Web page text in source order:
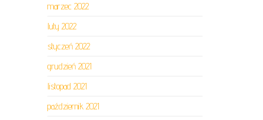
marzec 2022
luty 2022
styczeń 2022
grudzień 2021
listopad 2021
październik 2021